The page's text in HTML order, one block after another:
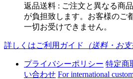
返品送料 : ご注文と異なる商
が負担致します。お客様のご
一切お受けできません。
詳しくはご利用ガイド （送料・お支
プライバシーポリシー 特定商
い合わせ For international